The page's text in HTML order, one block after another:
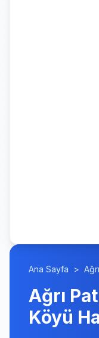
Ana Sayfa > Ağrı
Ağrı
Köyü